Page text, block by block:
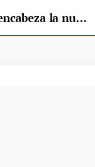
Coque Ruisánchez, de 22 años, encabeza la nueva ejecutiva del PSOE en Peñamellera Alta